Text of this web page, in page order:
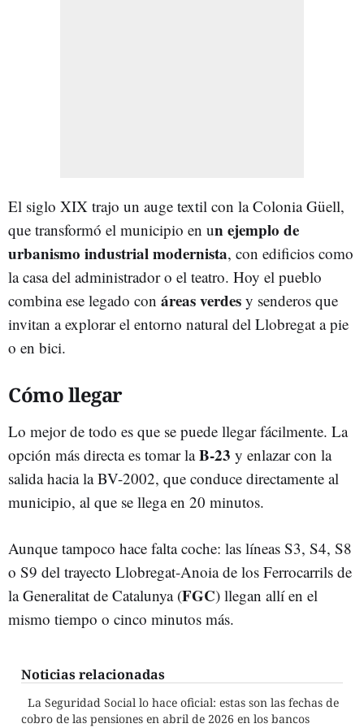
El siglo XIX trajo un auge textil con la Colonia Güell,
que transformó el municipio en un ejemplo de
urbanismo industrial modernista, con edificios como
la casa del administrador o el teatro. Hoy el pueblo
combina ese legado con áreas verdes y senderos que
invitan a explorar el entorno natural del Llobregat a pie
o en bici.
Cómo llegar
Lo mejor de todo es que se puede llegar fácilmente. La
opción más directa es tomar laB-23 y enlazar con la
salida hacia la BV-2002, que conduce directamente al
municipio, al que se llega en 20 minutos.
Aunque tampoco hace falta coche: las líneas S3, S4, S8
o S9 del trayecto Llobregat-Anoia de los Ferrocarrils de
la Generalitat de Catalunya (FGC) llegan allí en el
mismo tiempo o cinco minutos más.
Noticias relacionadas
La Seguridad Social lo hace oficial: estas son las fechas de
cobro de las pensiones en abril de 2026 en los bancos